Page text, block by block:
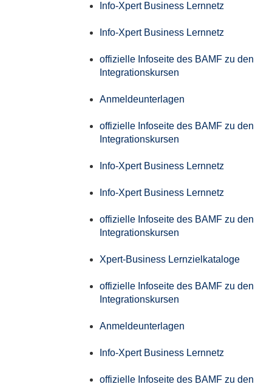
Info-Xpert Business Lernnetz
Info-Xpert Business Lernnetz
offizielle Infoseite des BAMF zu den
Integrationskursen
Anmeldeunterlagen
offizielle Infoseite des BAMF zu den
Integrationskursen
Info-Xpert Business Lernnetz
Info-Xpert Business Lernnetz
offizielle Infoseite des BAMF zu den
Integrationskursen
Xpert-Business Lernzielkataloge
offizielle Infoseite des BAMF zu den
Integrationskursen
Anmeldeunterlagen
Info-Xpert Business Lernnetz
offizielle Infoseite des BAMF zu den